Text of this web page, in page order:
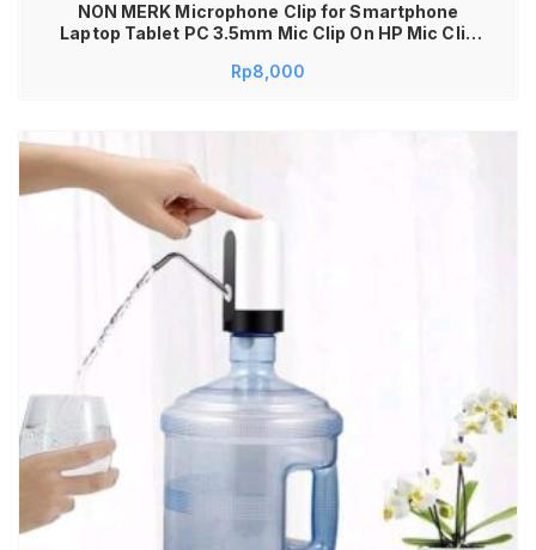
NON MERK Microphone Clip for Smartphone
Laptop Tablet PC 3.5mm Mic Clip On HP Mic Clip
Microphone Clip On Suara Jernih Mic Interview
Rp8,000